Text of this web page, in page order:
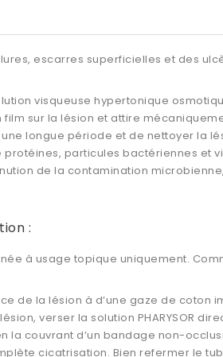
escarres superficielles et des
visqueuse hypertonique
film sur la lésion et attire
longue période et de nettoyer la
particules bactériennes et
de la contamination
:
à usage topique uniquement.
de la lésion à d’une gaze de
verser la solution PHARYSOR
la couvrant d’un bandage non-
cicatrisation. Bien refermer le